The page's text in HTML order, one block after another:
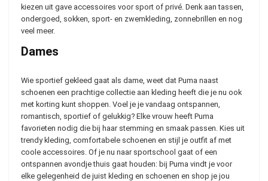
kiezen uit gave accessoires voor sport of privé. Denk aan tassen,
ondergoed, sokken, sport- en zwemkleding, zonnebrillen en nog
veel meer.
Dames
Wie sportief gekleed gaat als dame, weet dat Puma naast
schoenen een prachtige collectie aan kleding heeft die je nu ook
met korting kunt shoppen. Voel je je vandaag ontspannen,
romantisch, sportief of gelukkig? Elke vrouw heeft Puma
favorieten nodig die bij haar stemming en smaak passen. Kies uit
trendy kleding, comfortabele schoenen en stijl je outfit af met
coole accessoires. Of je nu naar sportschool gaat of een
ontspannen avondje thuis gaat houden: bij Puma vindt je voor
elke gelegenheid de juist kleding en schoenen en shop je jou